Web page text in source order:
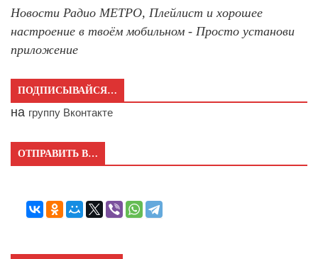
Новости Радио МЕТРО, Плейлист и хорошее
настроение в твоём мобильном - Просто установи
приложение
ПОДПИСЫВАЙСЯ…
на группу Вконтакте
ОТПРАВИТЬ В…